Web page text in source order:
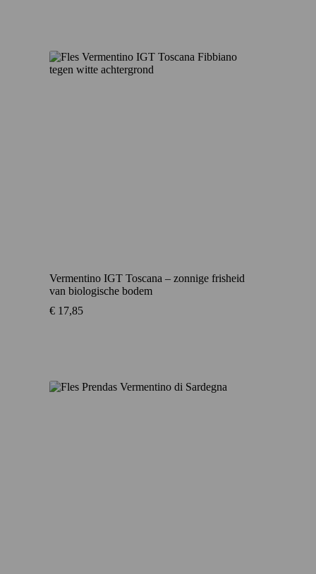
Vermentino IGT Toscana – zonnige frisheid
van biologische bodem
€ 17,85